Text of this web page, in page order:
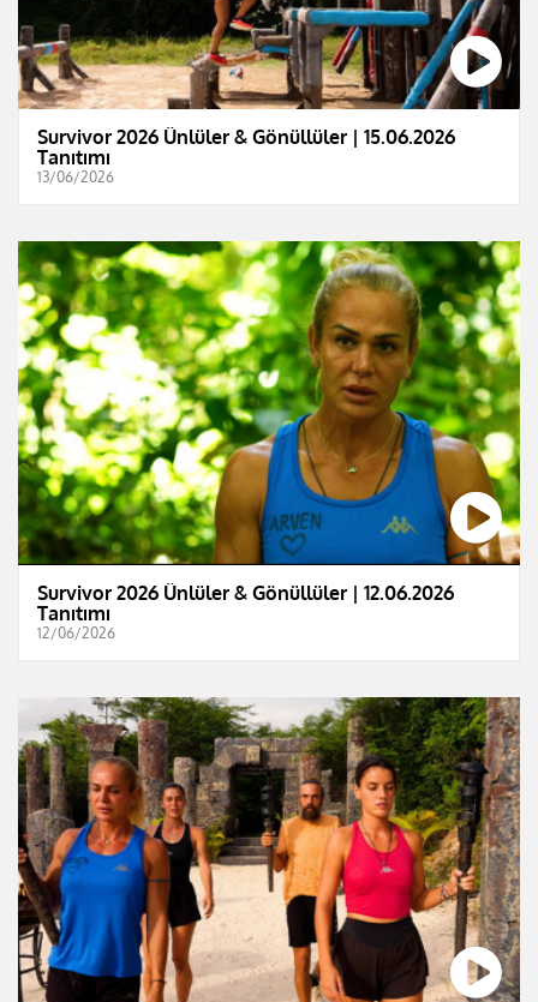
Survivor 2026 Ünlüler & Gönüllüler | 15.06.2026
Tanıtımı
13/06/2026
Survivor 2026 Ünlüler & Gönüllüler | 12.06.2026
Tanıtımı
12/06/2026